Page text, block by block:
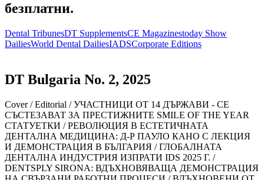
безплатни.
Dental TribunesDT SupplementsCE Magazinestoday Show
DailiesWorld Dental DailiesIADSCorporate Editions
DT Bulgaria No. 2, 2025
Cover /Editorial /УЧАСТНИЦИ ОТ 14 ДЪРЖАВИ - СЕ
СЪСТЕЗАВАТ ЗА ПРЕСТИЖНИТЕ SMILE OF THE YEAR
СТАТУЕТКИ /РЕВОЛЮЦИЯ В ЕСТЕТИЧНАТА
ДЕНТАЛНА МЕДИЦИНА: Д-Р ПАУЛО КАНО С ЛЕКЦИЯ
И ДЕМОНСТРАЦИЯ В БЪЛГАРИЯ /ГЛОБАЛНАТА
ДЕНТАЛНА ИНДУСТРИЯ ИЗПРАТИ IDS 2025 Г. /
DENTSPLY SIRONA: ВДЪХНОВЯВАЩА ДЕМОНСТРАЦИЯ